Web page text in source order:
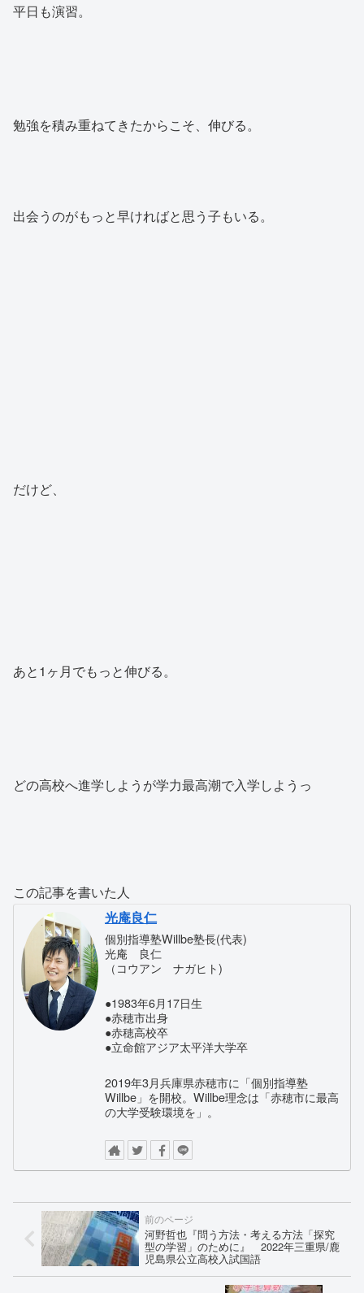
平日も演習。
勉強を積み重ねてきたからこそ、伸びる。
出会うのがもっと早ければと思う子もいる。
だけど、
あと1ヶ月でもっと伸びる。
どの高校へ進学しようが学力最高潮で入学しようっ
この記事を書いた人
光庵良仁
個別指導塾Willbe塾長(代表)
光庵 良仁
（コウアン ナガヒト)
●1983年6月17日生
●赤穂市出身
●赤穂高校卒
●立命館アジア太平洋大学卒
2019年3月兵庫県赤穂市に「個別指導塾
Willbe」を開校。Willbe理念は「赤穂市に最高
の大学受験環境を」。
河野哲也『問う方法・考える方法「探究
型の学習」のために』 2022年三重県/鹿
児島県公立高校入試国語